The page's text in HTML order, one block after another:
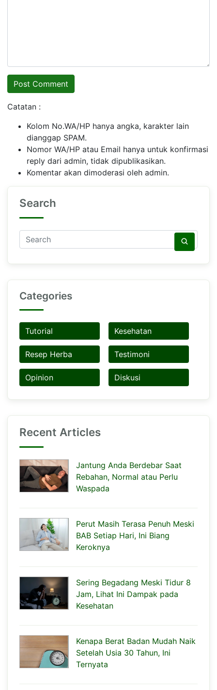
Catatan :
Kolom No.WA/HP hanya angka, karakter lain
dianggap SPAM.
Nomor WA/HP atau Email hanya untuk konfirmasi
reply dari admin, tidak dipublikasikan.
Komentar akan dimoderasi oleh admin.
Search
Categories
Tutorial Kesehatan
Resep Herba Testimoni
Opinion Diskusi
Recent Articles
Jantung Anda Berdebar Saat
Rebahan, Normal atau Perlu
Waspada
Perut Masih Terasa Penuh Meski
BAB Setiap Hari, Ini Biang
Keroknya
Sering Begadang Meski Tidur 8
Jam, Lihat Ini Dampak pada
Kesehatan
Kenapa Berat Badan Mudah Naik
Setelah Usia 30 Tahun, Ini
Ternyata